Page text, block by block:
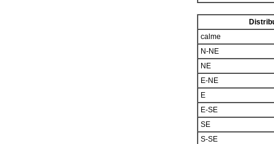
calme
N-NE
NE
E-NE
E
E-SE
SE
S-SE